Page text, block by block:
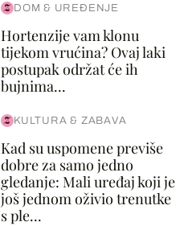
DOM & UREĐENJE
Hortenzije vam klonu
tijekom vrućina? Ovaj laki
postupak održat će ih
bujnima...
KULTURA & ZABAVA
Kad su uspomene previše
dobre za samo jedno
gledanje: Mali uređaj koji je
još jednom oživio trenutke
s ple...